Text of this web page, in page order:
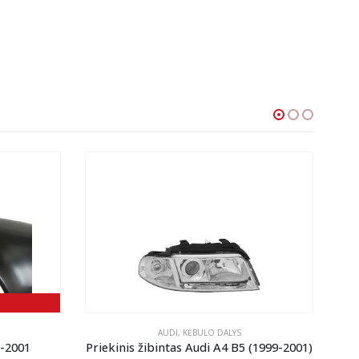
AUDI, KĖBULO DALYS
Priekinis žibintas Audi A4 B5 (1999-2001)